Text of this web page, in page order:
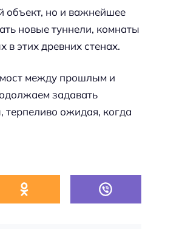
объект, но и важнейшее
новые туннели, комнаты
этих древних стенах.
между прошлым и
задавать
терпеливо ожидая, когда